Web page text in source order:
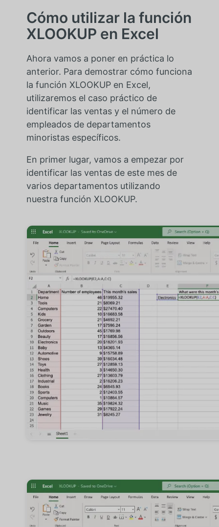
Cómo utilizar la función
XLOOKUP en Excel
Ahora vamos a poner en práctica lo
anterior. Para demostrar cómo funciona
la función XLOOKUP en Excel,
utilizaremos el caso práctico de
identificar las ventas y el número de
empleados de departamentos
minoristas específicos.
En primer lugar, vamos a empezar por
identificar las ventas de este mes de
varios departamentos utilizando
nuestra función XLOOKUP.